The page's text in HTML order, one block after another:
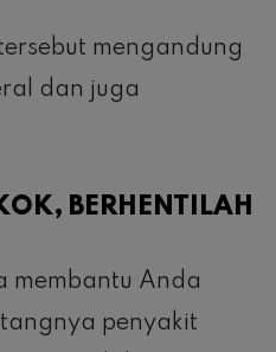
mengandung
dan juga
BERHENTILAH
membantu Anda
penyakit